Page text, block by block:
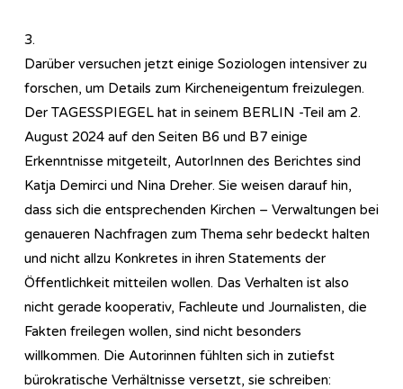
3.
Darüber versuchen jetzt einige Soziologen intensiver zu
forschen, um Details zum Kircheneigentum freizulegen.
Der TAGESSPIEGEL hat in seinem BERLIN -Teil am 2.
August 2024 auf den Seiten B6 und B7 einige
Erkenntnisse mitgeteilt, AutorInnen des Berichtes sind
Katja Demirci und Nina Dreher. Sie weisen darauf hin,
dass sich die entsprechenden Kirchen – Verwaltungen bei
genaueren Nachfragen zum Thema sehr bedeckt halten
und nicht allzu Konkretes in ihren Statements der
Öffentlichkeit mitteilen wollen. Das Verhalten ist also
nicht gerade kooperativ, Fachleute und Journalisten, die
Fakten freilegen wollen, sind nicht besonders
willkommen. Die Autorinnen fühlten sich in zutiefst
bürokratische Verhältnisse versetzt, sie schreiben: